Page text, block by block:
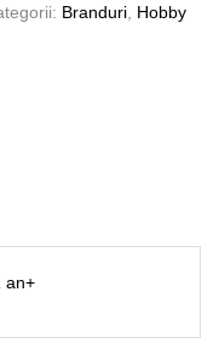
Branduri Hobby
an+